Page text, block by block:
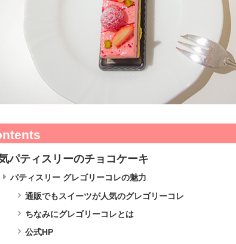
パティスリーのチョコケーキ
パティスリー グレゴリーコレの魅力
通販でもスイーツが人気のグレゴリーコレ
ちなみにグレゴリーコレとは
公式HP